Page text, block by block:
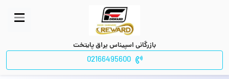
بازرگانی اسپیناس یراق پایتخت
02166495600